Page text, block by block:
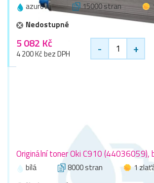
azurová 15000 stran
Nedostupné
5 082 Kč
4 200 Kč bez DPH - +
Originální toner Oki C910 (44036059),
bílá 8000 stran
1